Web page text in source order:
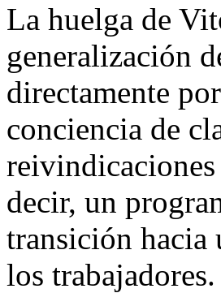
La huelga de
generalización
directamente
conciencia de
decir, un
transición hacia
los trabajadores.